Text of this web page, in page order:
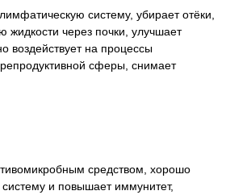
систему, убирает отёки,
жидкости через почки, улучшает
воздействует на процессы
сферы, снимает
средством, хорошо
и повышает иммунитет,